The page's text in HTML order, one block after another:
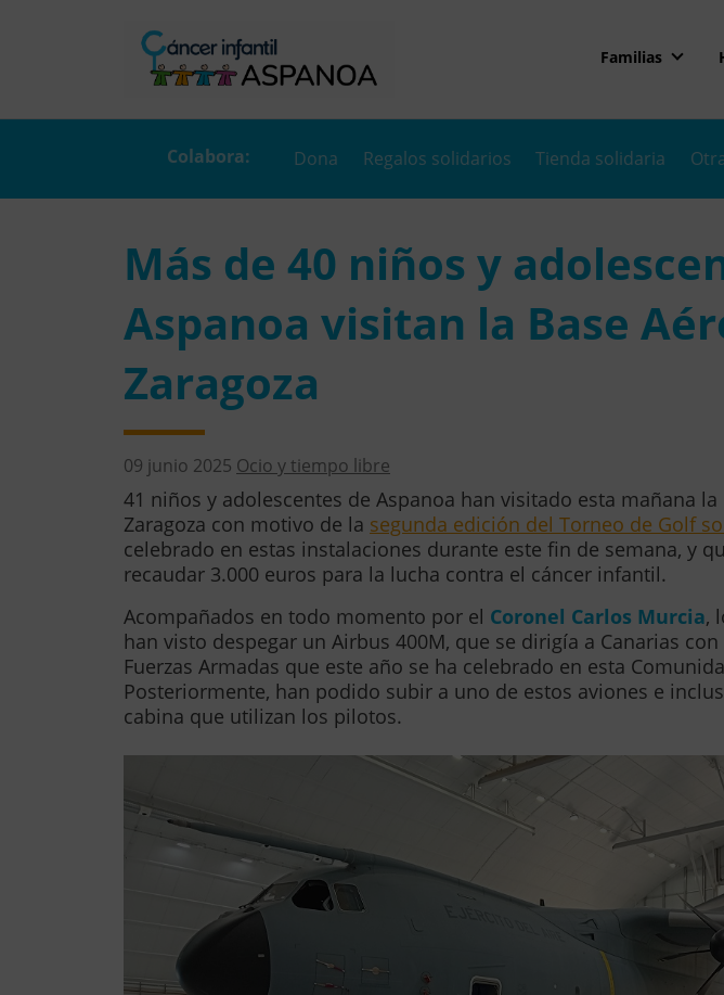
Familias
Dona Regalos solidarios Tienda solidaria
Más de 40 niños y
Aspanoa visitan la Base
Zaragoza
09 junio 2025 Ocio y tiempo libre
41 niños y adolescentes de Aspanoa han visitado esta mañana la
Zaragoza con motivo de la segunda edición del Torneo de Golf
celebrado en estas instalaciones durante este fin de semana, y
recaudar 3.000 euros para la lucha contra el cáncer infantil.
Acompañados en todo momento por el Coronel Carlos Murcia,
han visto despegar un Airbus 400M, que se dirigía a Canarias
Fuerzas Armadas que este año se ha celebrado en esta
Posteriormente, han podido subir a uno de estos aviones e
cabina que utilizan los pilotos.